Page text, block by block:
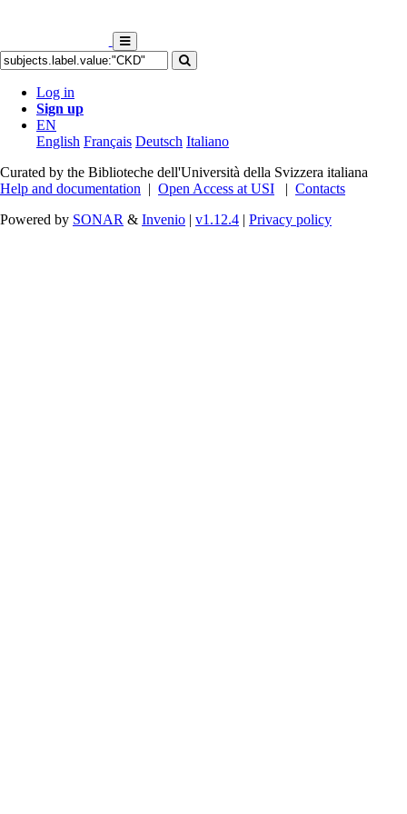
Log in
Sign up
EN
English Français Deutsch Italiano
Curated by the Biblioteche dell'Università della Svizzera italiana
Help and documentation | Open Access at USI | Contacts
Powered by SONAR & Invenio | v1.12.4 | Privacy policy